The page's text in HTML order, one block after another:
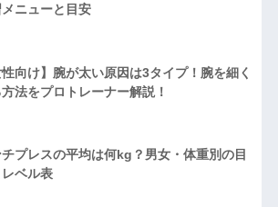
ニューと目安
性向け】腕が太い原因は3タイプ！腕を細く
法をプロトレーナー解説！
プレスの平均は何kg？男女・体重別の目
ベル表